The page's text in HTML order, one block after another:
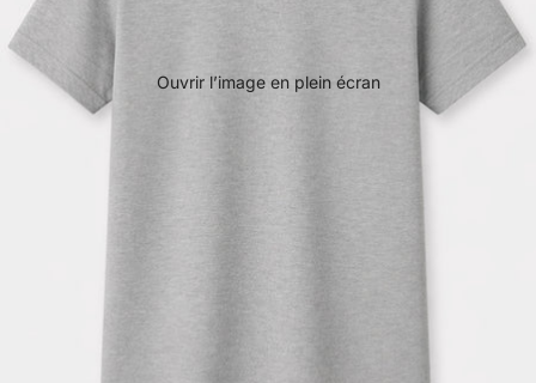
Ouvrir l’image en plein écran